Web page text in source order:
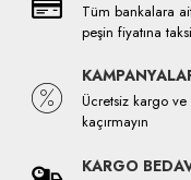
Tüm bankalara
peşin fiyatına
Ücretsiz kargo
kaçırmayın
KARGO